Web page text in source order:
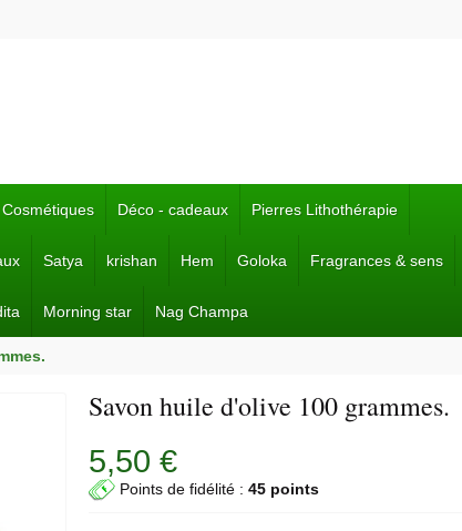
Cosmétiques Déco - cadeaux Pierres Lithothérapie
Satya krishan Hem Goloka Fragrances & sens
Morning star Nag Champa
Savon huile d'olive 100 grammes.
5,50 €
Points de fidélité :45 points